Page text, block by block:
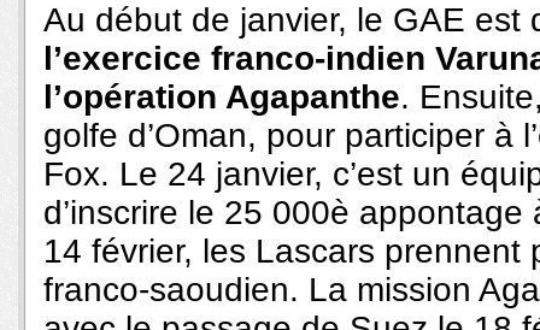
Au début de janvier, le GAE est
l’exercice franco-indien
l’opération Agapanthe.
golfe d’Oman, pour participer à
Fox. Le 24 janvier, c’est un
d’inscrire le 25 000è
14 février, les Lascars prennent
franco-saoudien. La mission